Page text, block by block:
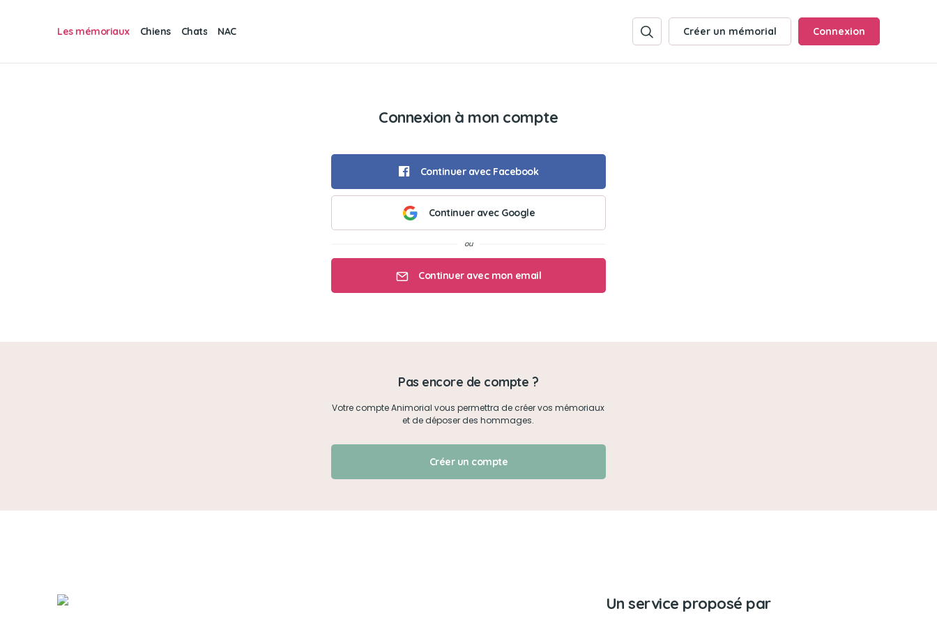
Les mémoriaux Chiens Chats NAC Créer un mémorial Connexion
Connexion à mon compte
Continuer avec Facebook
Continuer avec Google
Continuer avec mon email
Pas encore de compte ?
Votre compte Animorial vous permettra de créer vos mémoriaux
et de déposer des hommages.
Créer un compte
Un service proposé par